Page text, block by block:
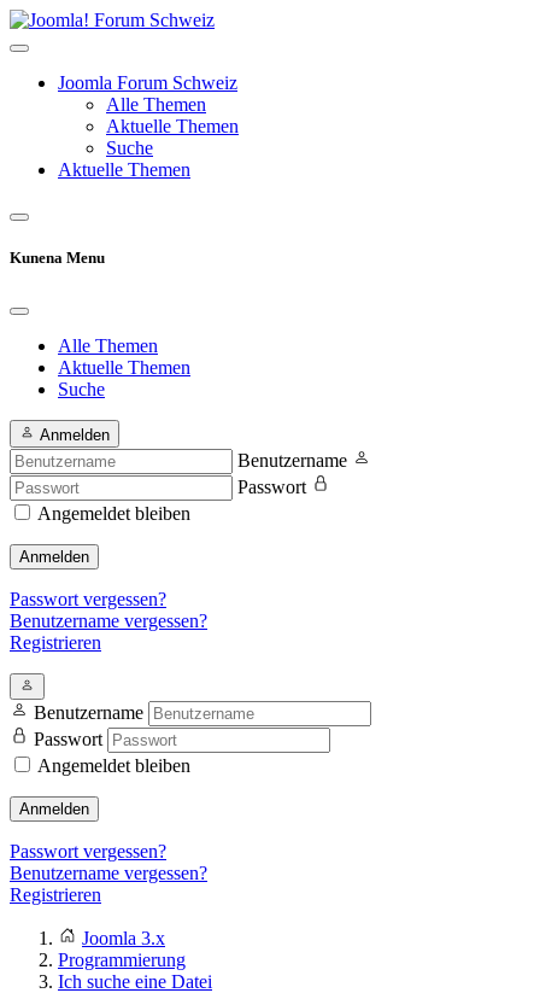
Joomla Forum Schweiz
Alle Themen
Aktuelle Themen
Suche
Aktuelle Themen
Kunena Menu
Alle Themen
Aktuelle Themen
Suche
Anmelden
Benutzername
Passwort
Angemeldet bleiben
Anmelden
Passwort vergessen?
Benutzername vergessen?
Registrieren
Benutzername
Passwort
Angemeldet bleiben
Anmelden
Passwort vergessen?
Benutzername vergessen?
Registrieren
Joomla 3.x
Programmierung
Ich suche eine Datei